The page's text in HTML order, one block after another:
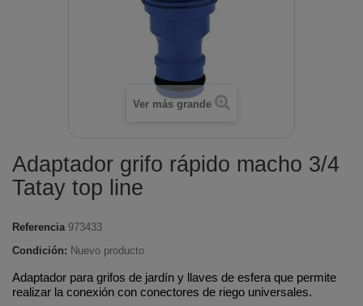
Ver más grande
Adaptador grifo rápido macho 3/4
Tatay top line
Referencia 973433
Condición: Nuevo producto
Adaptador para grifos de jardín y llaves de esfera que permite
realizar la conexión con conectores de riego universales.